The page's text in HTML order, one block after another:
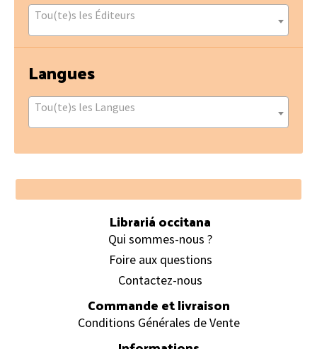
Tou(te)s les Éditeurs
Langues
Tou(te)s les Langues
Footer
Librariá occitana
Qui sommes-nous ?
Foire aux questions
Contactez-nous
Commande et livraison
Conditions Générales de Vente